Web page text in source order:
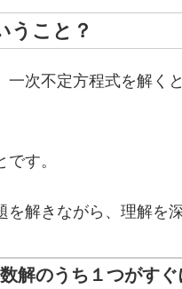
うこと？
次不定方程式を解く
です。
解きながら、理解を
解のうち１つがすぐ